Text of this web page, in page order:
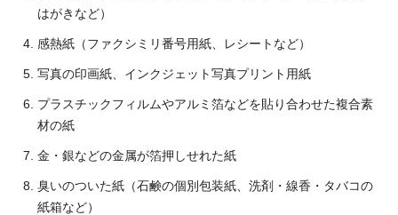
はがきなど）
感熱紙（ファクシミリ番号用紙、レシートなど）
写真の印画紙、インクジェット写真プリント用紙
プラスチックフィルムやアルミ箔などを貼り合わせた複合素
材の紙
金・銀などの金属が箔押しせれた紙
臭いのついた紙（石鹸の個別包装紙、洗剤・線香・タバコの
紙箱など）